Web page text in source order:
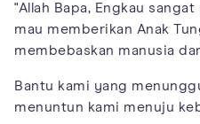
"Allah Bapa, Engkau
mau memberikan Anak
membebaskan manusia
Bantu kami yang
menuntun kami menuju